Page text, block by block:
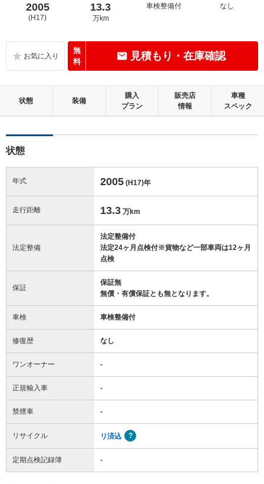
2005
(H17)
13.3
万km
車検整備付
なし
無
料
見積もり・在庫確認
状態 装備
購入
プラン
販売店
情報
車種
スペック
状態
年式 2005 (H17)年
走行距離 13.3 万km
法定整備
法定整備付
法定24ヶ月点検付※貨物など一部車両は12ヶ月
点検
保証
保証無
無償・有償保証とも無となります。
車検 車検整備付
修復歴 なし
ワンオーナー -
正規輸入車 -
禁煙車 -
リサイクル リ済込
定期点検記録簿 -